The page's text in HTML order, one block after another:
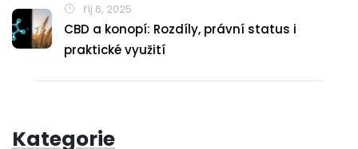
říj 6, 2025
CBD a konopí: Rozdíly, právní status i
praktické využití
Kategorie